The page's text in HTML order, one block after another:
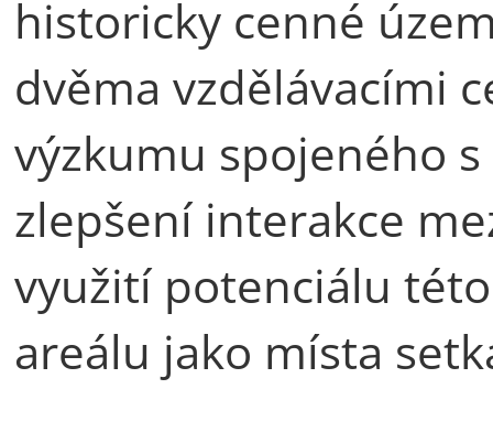
historicky cenné
dvěma vzdělávacími
výzkumu spojeného
zlepšení interakce
využití potenciálu
areálu jako místa